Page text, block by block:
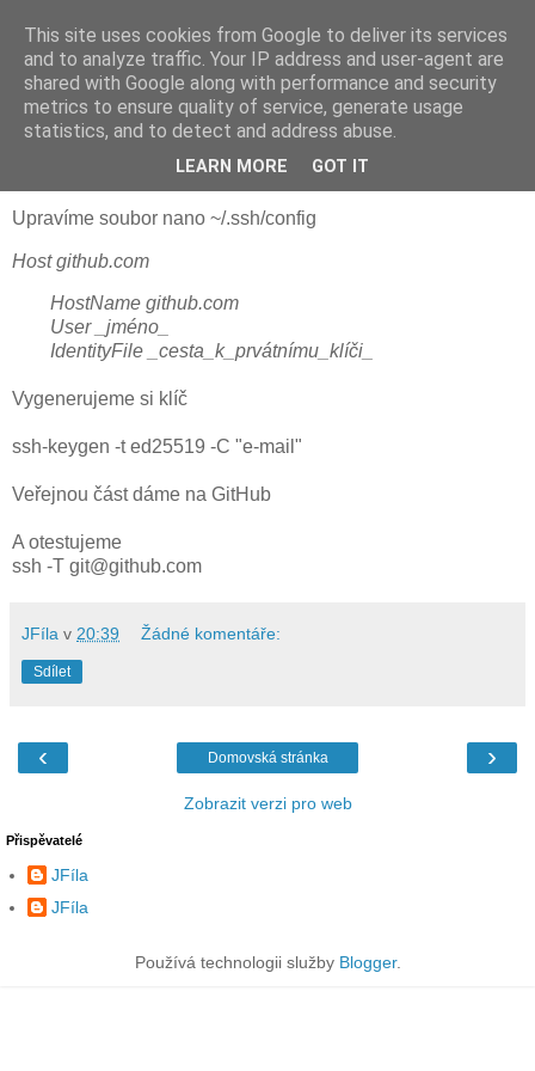
JFíla
středa 18. října 2023
Nastavení SSH přihlášení ke GitHubu
Upravíme soubor nano ~/.ssh/config
Host github.com
HostName github.com
User _jméno_
IdentityFile _cesta_k_prvátnímu_klíči_
Vygenerujeme si klíč
ssh-keygen -t ed25519 -C "e-mail"
Veřejnou část dáme na GitHub
A otestujeme
ssh -T git@github.com
JFíla v 20:39 Žádné komentáře:
Sdílet
‹ ›
Domovská stránka
Zobrazit verzi pro web
Přispěvatelé
JFíla
JFíla
Používá technologii služby Blogger.
This site uses cookies from Google to deliver its services
and to analyze traffic. Your IP address and user-agent are
shared with Google along with performance and security
metrics to ensure quality of service, generate usage
statistics, and to detect and address abuse.
LEARN MORE GOT IT